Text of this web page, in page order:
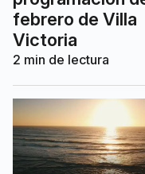
febrero de Villa
Victoria
2 min de lectura